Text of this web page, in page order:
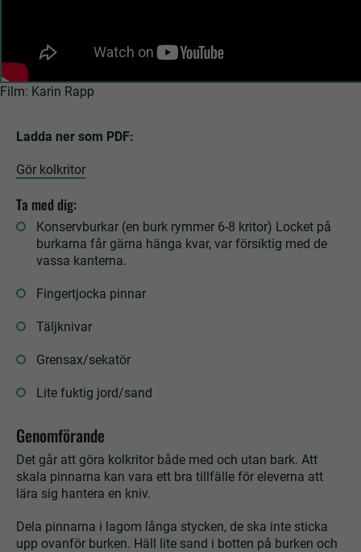
Film: Karin Rapp
Ladda ner som PDF:
Gör kolkritor
Ta med dig:
Konservburkar (en burk rymmer 6-8 kritor) Locket på
burkarna får gärna hänga kvar, var försiktig med de
vassa kanterna.
Fingertjocka pinnar
Täljknivar
Grensax/sekatör
Lite fuktig jord/sand
Genomförande
Det går att göra kolkritor både med och utan bark. Att
skala pinnarna kan vara ett bra tillfälle för eleverna att
lära sig hantera en kniv.
Dela pinnarna i lagom långa stycken, de ska inte sticka
upp ovanför burken. Häll lite sand i botten på burken och